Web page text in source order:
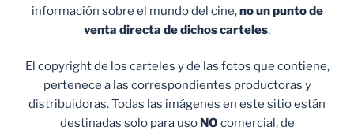
información sobre el mundo del cine,no un punto de
venta directa de dichos carteles.
El copyright de los carteles y de las fotos que contiene,
pertenece a las correspondientes productoras y
distribuidoras. Todas las imágenes en este sitio están
destinadas solo para uso NO comercial, de